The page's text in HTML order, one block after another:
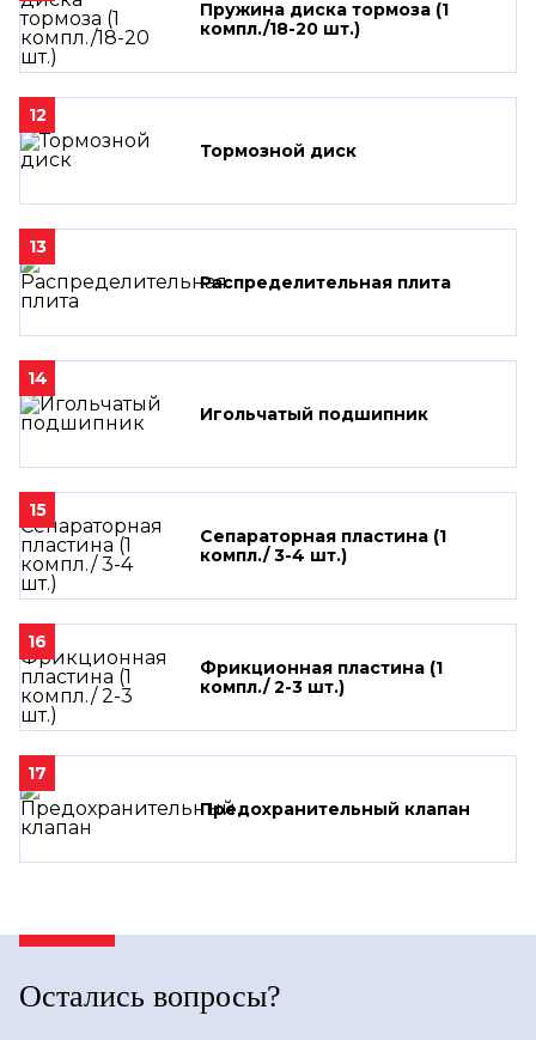
Пружина диска тормоза (1
компл./18-20 шт.)
12
Тормозной диск
13
Распределительная плита
14
Игольчатый подшипник
15
Сепараторная пластина (1
компл./ 3-4 шт.)
16
Фрикционная пластина (1
компл./ 2-3 шт.)
17
Предохранительный клапан
Остались вопросы?